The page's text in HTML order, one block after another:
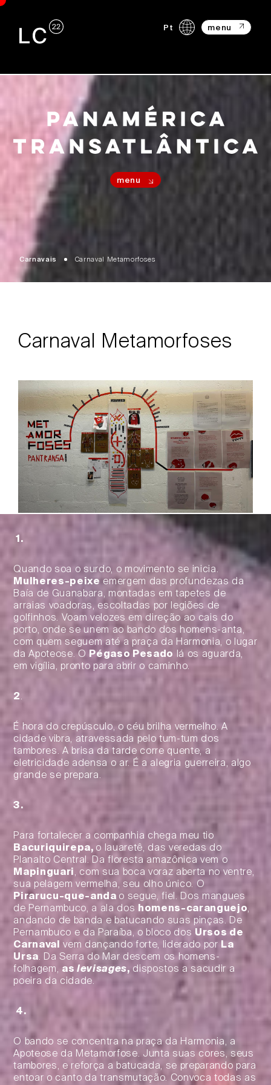
Pt menu
menu
Carnavais Carnaval Metamorfoses
Carnaval Metamorfoses
1.
Quando soa o surdo, o movimento se inicia.
Mulheres-peixe emergem das profundezas da
Baía de Guanabara, montadas em tapetes de
arraias voadoras, escoltadas por legiões de
golfinhos. Voam velozes em direção ao cais do
porto, onde se unem ao bando dos homens-anta,
com quem seguem até a praça da Harmonia, o lugar
da Apoteose. O Pégaso Pesado lá os aguarda,
em vigília, pronto para abrir o caminho.
2
É hora do crepúsculo, o céu brilha vermelho. A
cidade vibra, atravessada pelo tum-tum dos
tambores. A brisa da tarde corre quente, a
eletricidade adensa o ar. É a alegria guerreira, algo
grande se prepara.
3.
Para fortalecer a companhia chega meu tio
Bacuriquirepa, o Iauaretê, das veredas do
Planalto Central. Da floresta amazônica vem o
Mapinguari
, com sua boca voraz aberta no ventre,
sua pelagem vermelha, seu olho único. O
Pirarucu-que-anda o segue, fiel. Dos mangues
de Pernambuco, a ala dos homens-caranguejo
andando de banda e batucando suas pinças. De
Pernambuco e da Paraíba, o bloco dos Ursos de
Carnaval vem dançando forte, liderado por La
Ursa . Da Serra do Mar descem os homens-
folhagem, aslevisages, dispostos a sacudir a
poeira da cidade.
4.
O bando se concentra na praça da Harmonia, a
Apoteose da Metamorfose. Junta suas cores, seus
tambores, e reforça a batucada, se preparando para
entoar o canto da transmutação. Convoca todas as